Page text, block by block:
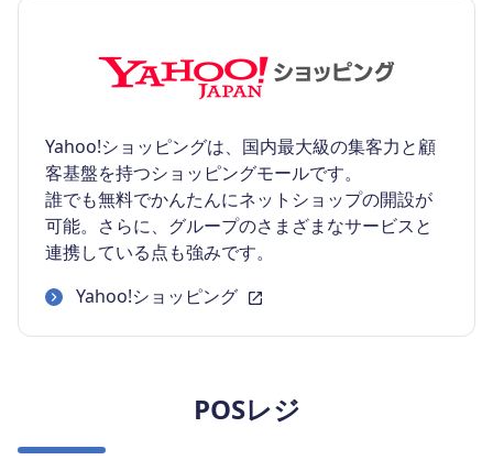
Yahoo!ショッピングは、国内最大級の集客力と顧
客基盤を持つショッピングモールです。
誰でも無料でかんたんにネットショップの開設が
可能。さらに、グループのさまざまなサービスと
連携している点も強みです。
Yahoo!ショッピング
POSレジ